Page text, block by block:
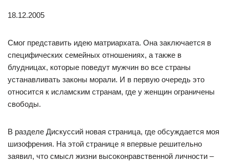
18.12.2005
Смог представить идею матриархата. Она заключается в
специфических семейных отношениях, а также в
блудницах, которые поведут мужчин во все страны
устанавливать законы морали. И в первую очередь это
относится к исламским странам, где у женщин ограничены
свободы.
В разделе Дискуссий новая страница, где обсуждается моя
шизофрения. На этой странице я впервые решительно
заявил, что смысл жизни высоконравственной личности –